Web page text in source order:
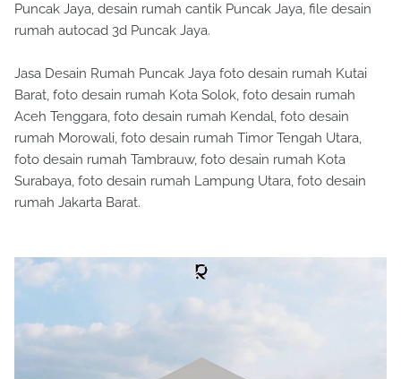
Puncak Jaya, desain rumah cantik Puncak Jaya, file desain
rumah autocad 3d Puncak Jaya.
Jasa Desain Rumah Puncak Jaya foto desain rumah Kutai
Barat, foto desain rumah Kota Solok, foto desain rumah
Aceh Tenggara, foto desain rumah Kendal, foto desain
rumah Morowali, foto desain rumah Timor Tengah Utara,
foto desain rumah Tambrauw, foto desain rumah Kota
Surabaya, foto desain rumah Lampung Utara, foto desain
rumah Jakarta Barat.